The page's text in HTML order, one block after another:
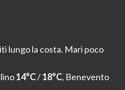
lungo la costa. Mari poco
14°C/18°C, Benevento